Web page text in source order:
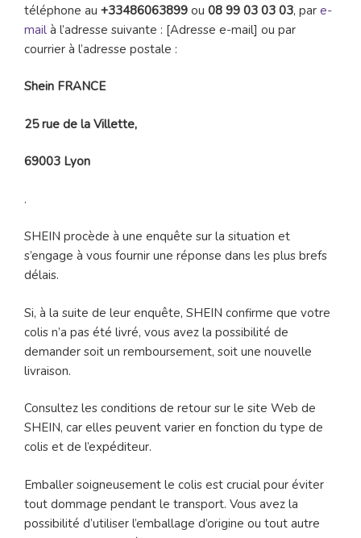
téléphone au +33486063899 ou 08 99 03 03 03, par e-
mail à l’adresse suivante : [Adresse e-mail] ou par
courrier à l’adresse postale :
Shein FRANCE
25 rue de la Villette,
69003 Lyon
.
SHEIN procède à une enquête sur la situation et
s’engage à vous fournir une réponse dans les plus brefs
délais.
Si, à la suite de leur enquête, SHEIN confirme que votre
colis n’a pas été livré, vous avez la possibilité de
demander soit un remboursement, soit une nouvelle
livraison.
Consultez les conditions de retour sur le site Web de
SHEIN, car elles peuvent varier en fonction du type de
colis et de l’expéditeur.
Emballer soigneusement le colis est crucial pour éviter
tout dommage pendant le transport. Vous avez la
possibilité d’utiliser l’emballage d’origine ou tout autre